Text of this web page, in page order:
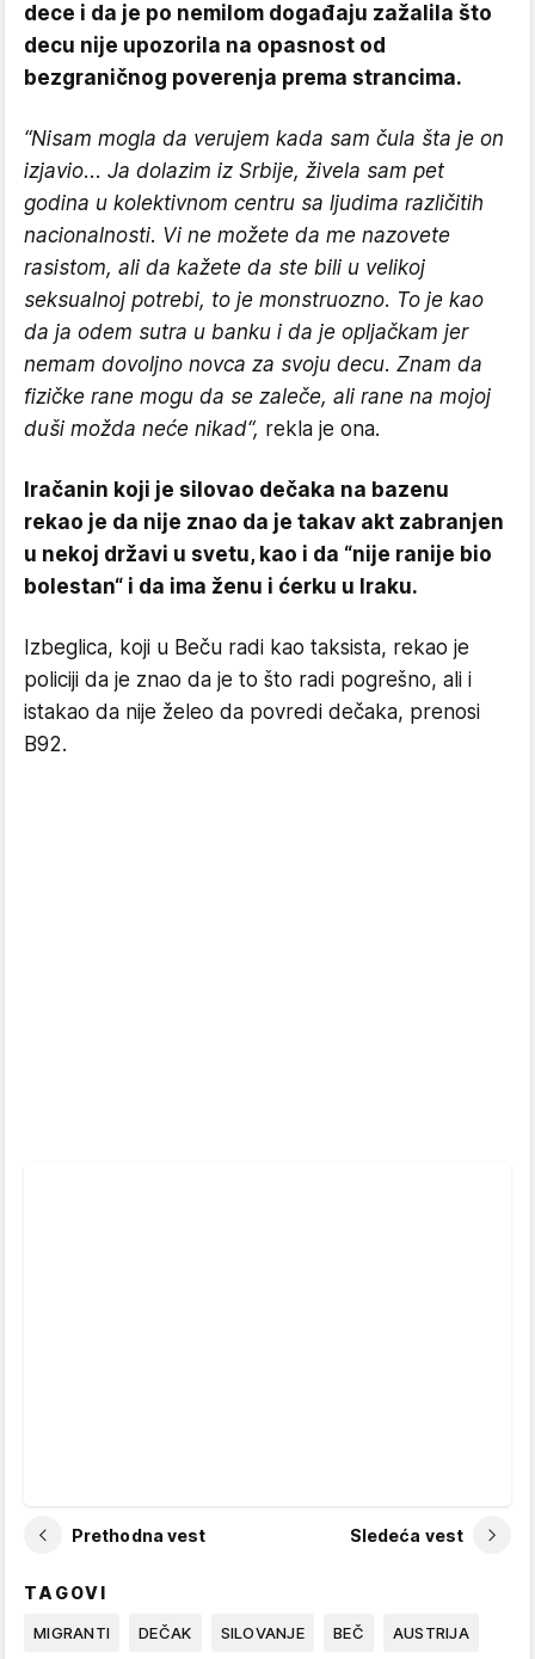
dece i da je po nemilom događaju zažalila što
decu nije upozorila na opasnost od
bezgraničnog poverenja prema strancima.
“Nisam mogla da verujem kada sam čula šta je on
izjavio... Ja dolazim iz Srbije, živela sam pet
godina u kolektivnom centru sa ljudima različitih
nacionalnosti. Vi ne možete da me nazovete
rasistom, ali da kažete da ste bili u velikoj
seksualnoj potrebi, to je monstruozno. To je kao
da ja odem sutra u banku i da je opljačkam jer
nemam dovoljno novca za svoju decu. Znam da
fizičke rane mogu da se zaleče, ali rane na mojoj
duši možda neće nikad“, rekla je ona.
Iračanin koji je silovao dečaka na bazenu
rekao je da nije znao da je takav akt zabranjen
u nekoj državi u svetu, kao i da “nije ranije bio
bolestan“ i da ima ženu i ćerku u Iraku.
Izbeglica, koji u Beču radi kao taksista, rekao je
policiji da je znao da je to što radi pogrešno, ali i
istakao da nije želeo da povredi dečaka, prenosi
B92.
Prethodna vest Sledeća vest
TAGOVI
MIGRANTI DEČAK SILOVANJE BEČ AUSTRIJA